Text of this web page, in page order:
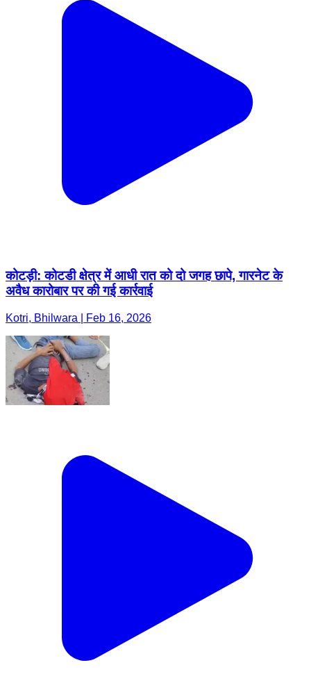
कोटड़ी: कोटडी क्षेत्र में आधी रात को दो जगह छापे, गारनेट के
अवैध कारोबार पर की गई कार्रवाई
Kotri, Bhilwara | Feb 16, 2026